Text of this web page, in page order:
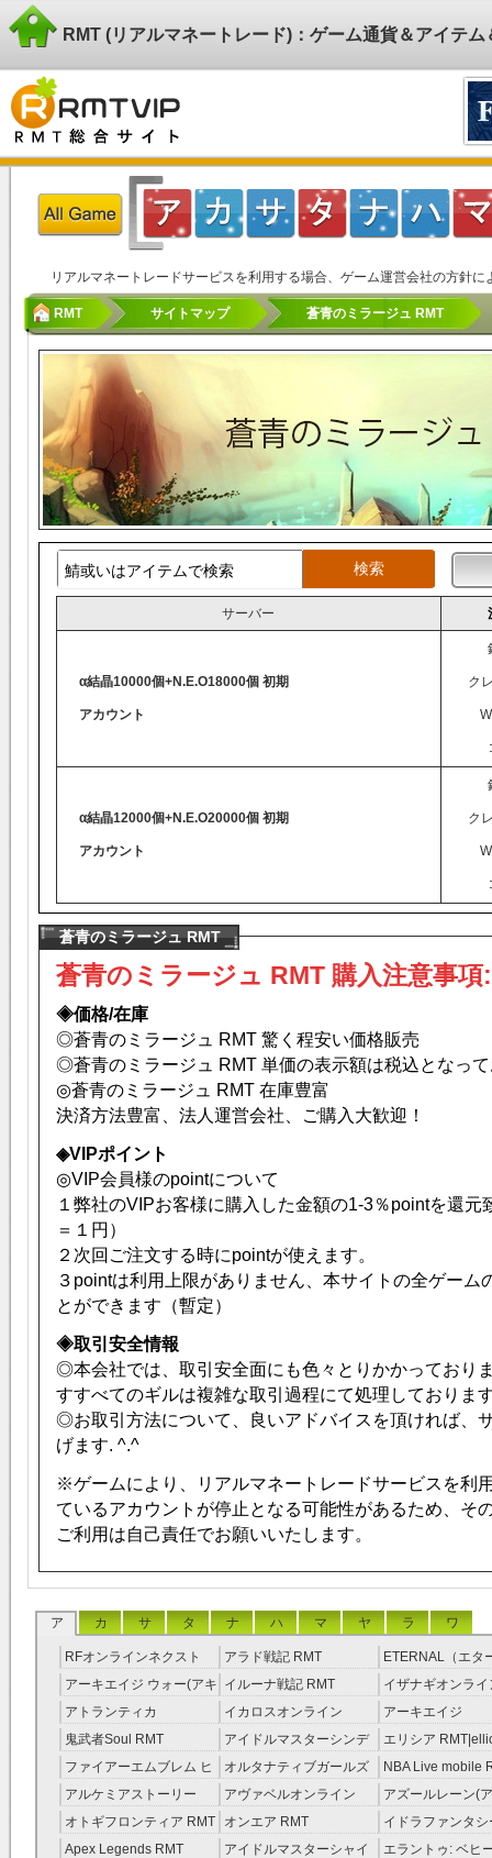
RMT (リアルマネートレード)：ゲーム通貨＆アイテ
リアルマネートレードサービスを利用する場合、ゲーム運営会社の方針
RMT サイトマップ 蒼青のミラージュ RMT
サーバー
α結晶10000個+N.E.O18000個 初期
アカウント
ク
α結晶12000個+N.E.O20000個 初期
アカウント
ク
蒼青のミラージュ RMT
蒼青のミラージュ RMT 購入注意事項:
◈価格/在庫
◎蒼青のミラージュ RMT 驚く程安い価格販売
◎蒼青のミラージュ RMT 単価の表示額は税込となっ
◎蒼青のミラージュ RMT 在庫豊富
決済方法豊富、法人運営会社、ご購入大歓迎！
◈VIPポイント
◎VIP会員様のpointについて
１弊社のVIPお客様に購入した金額の1-3％pointを還元
＝１円）
２次回ご注文する時にpointが使えます。
３pointは利用上限がありません、本サイトの全ゲーム
とができます（暫定）
◈取引安全情報
◎本会社では、取引安全面にも色々とりかかっており
すすべてのギルは複雑な取引過程にて処理しておりま
◎お取引方法について、良いアドバイスを頂ければ、
げます. ^.^
※ゲームにより、リアルマネートレードサービスを利
ているアカウントが停止となる可能性があるため、そ
ご利用は自己責任でお願いいたします。
ア カ サ タ ナ ハ マ ヤ ラ ワ
RFオンラインネクスト
RMT
アラド戦記 RMT
ETERNAL（エタ
RMT
アーキエイジ ウォー(アキ
ウオ) RMT
イルーナ戦記 RMT
イザナギオンライ
アトランティカ
RMT|Atlantica RMT
イカロスオンライン
RMT（予約制）
アーキエイジ
RMT|ArcheAge
約制）
鬼武者Soul RMT
アイドルマスターシンデ
レラガールズ(モバマス)
RMT
エリシア
RMT
ファイアーエムブレム ヒ
ーローズ(FEヒーローズ)
RMT
オルタナティブガールズ
RMT
NBA Live mobile
アルケミアストーリー
（アルスト） RMT
アヴァベルオンライン
RMT
アズールレーン(
RMT
オトギフロンティア RMT オンエア RMT
イドラファンタシ
ーサーガ RMT
Apex Legends RMT
アイドルマスターシャイ
エラントゥ: ベヒ